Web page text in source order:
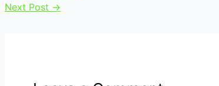
Next Post →